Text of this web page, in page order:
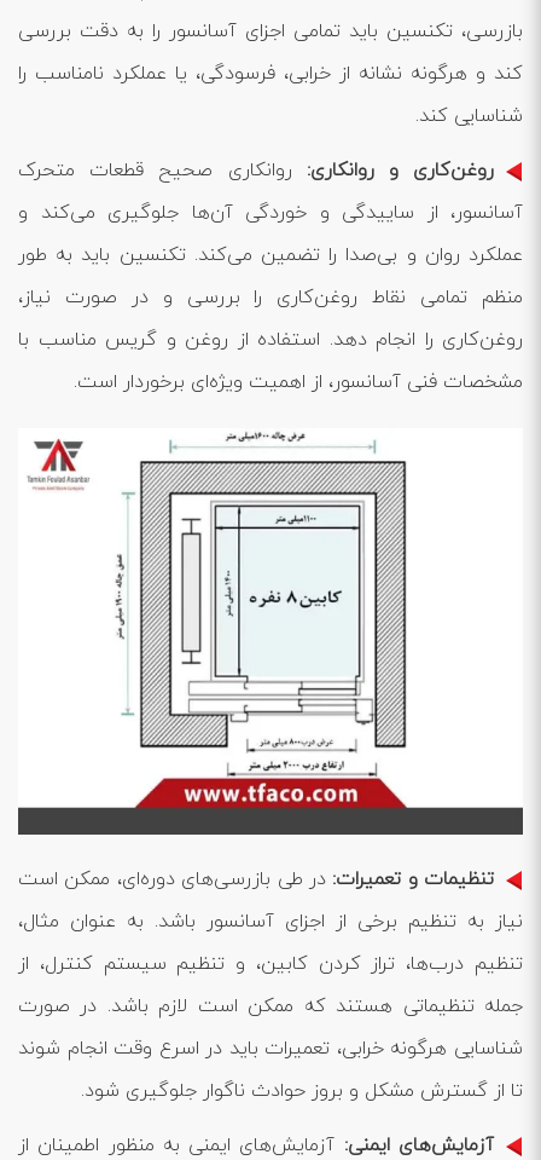
بازرسی، تکنسین باید تمامی اجزای آسانسور را به دقت بررسی
کند و هرگونه نشانه از خرابی، فرسودگی، یا عملکرد نامناسب را
شناسایی کند.
روغن‌کاری و روانکاری: روانکاری صحیح قطعات متحرک
آسانسور، از ساییدگی و خوردگی آن‌ها جلوگیری می‌کند و
عملکرد روان و بی‌صدا را تضمین می‌کند. تکنسین باید به طور
منظم تمامی نقاط روغن‌کاری را بررسی و در صورت نیاز،
روغن‌کاری را انجام دهد. استفاده از روغن و گریس مناسب با
مشخصات فنی آسانسور، از اهمیت ویژه‌ای برخوردار است.
تنظیمات و تعمیرات: در طی بازرسی‌های دوره‌ای، ممکن است
نیاز به تنظیم برخی از اجزای آسانسور باشد. به عنوان مثال،
تنظیم درب‌ها، تراز کردن کابین، و تنظیم سیستم کنترل، از
جمله تنظیماتی هستند که ممکن است لازم باشد. در صورت
شناسایی هرگونه خرابی، تعمیرات باید در اسرع وقت انجام شوند
تا از گسترش مشکل و بروز حوادث ناگوار جلوگیری شود.
آزمایش‌های ایمنی: آزمایش‌های ایمنی به منظور اطمینان از